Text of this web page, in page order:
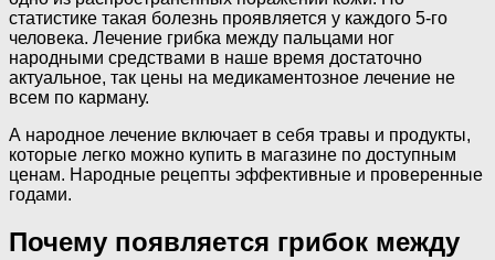
статистике такая болезнь проявляется у каждого 5-го
человека. Лечение грибка между пальцами ног
народными средствами в наше время достаточно
актуальное, так цены на медикаментозное лечение не
всем по карману.
А народное лечение включает в себя травы и продукты,
которые легко можно купить в магазине по доступным
ценам. Народные рецепты эффективные и проверенные
годами.
Почему появляется грибок между